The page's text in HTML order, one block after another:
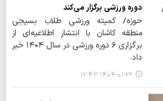
دوره ورزشی برگزار می‌کند
حوزه/ کمیته ورزشی طلاب بسیجی
منطقه کاشان با انتشار اطلاعیه‌ای از
برگزاری ۶ دوره ورزشی در سال ۱۴۰۴ خبر
داد.
۱۴۰۴-۰۱-۲۶ ۱۲:۴۳